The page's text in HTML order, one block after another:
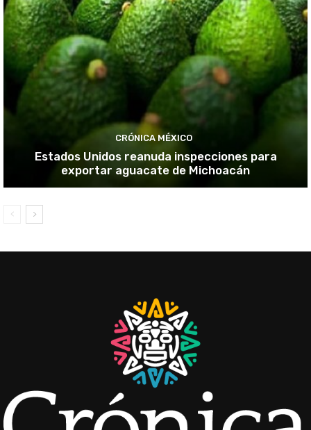
CRÓNICA MÉXICO
Estados Unidos reanuda inspecciones para
exportar aguacate de Michoacán